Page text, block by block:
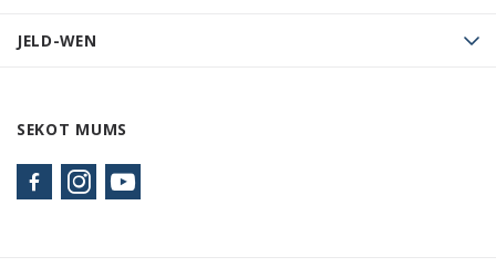
JELD-WEN
SEKOT MUMS